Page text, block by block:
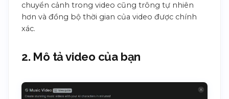
chuyển cảnh trong video cũng trông tự nhiên
hơn và đồng bộ thời gian của video được chính
xác.
2. Mô tả video của bạn